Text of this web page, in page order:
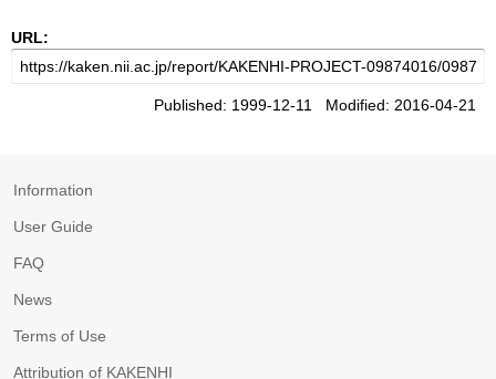
URL:
Published: 1999-12-11 Modified: 2016-04-21
Information
User Guide
FAQ
News
Terms of Use
Attribution of KAKENHI